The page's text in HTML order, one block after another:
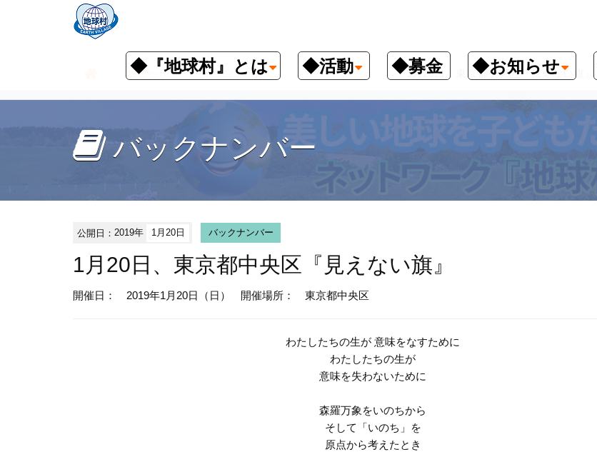
◆『地球村』とは ◆活動 ◆募金 ◆お知らせ
お知らせ イベント予定 バックナンバー 1月20日、東京都中央区『見えない旗』
バックナンバー
公開日：2019年 1月20日 バックナンバー
1月20日、東京都中央区『見えない旗』
開催日： 2019年1月20日（日） 開催場所： 東京都中央区
わたしたちの生が 意味をなすために
わたしたちの生が
意味を失わないために
森羅万象をいのちから
そして「いのち」を
原点から考えたとき